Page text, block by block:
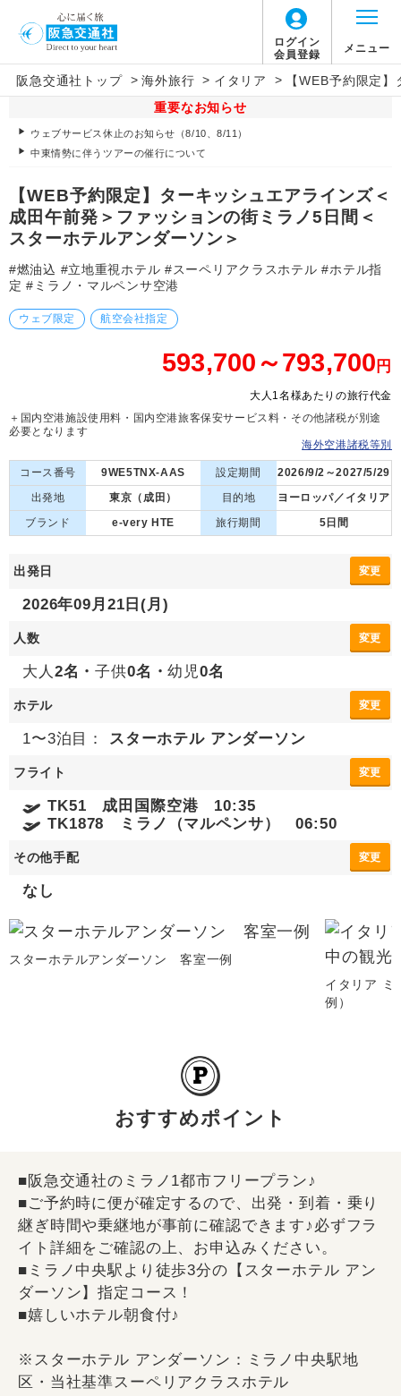
ログイン
会員登録
メニュー
阪急交通社トップ > 海外旅行 > イタリア >
【WEB予約限定
重要なお知らせ
ウェブサービス休止のお知らせ（8/10、8/11）
中東情勢に伴うツアーの催行について
【WEB予約限定】ターキッシュエアラインズ＜
成田午前発＞ファッションの街ミラノ5日間＜
スターホテルアンダーソン＞
#燃油込 #立地重視ホテル #スーペリアクラスホテル #ホテル指
定 #ミラノ・マルペンサ空港
ウェブ限定 航空会社指定
593,700～793,700 円
大人1名様あたりの旅行代金
＋国内空港施設使用料・国内空港旅客保安サービス料・その他諸税が別途
必要となります
海外空港諸税等別
コース番号 9WE5TNX-AAS 設定期間
2026/9/2～2027/5/29
出発地
東京（成田） 目的地
ヨーロッパ／イタリア
ブランド
e-very HTE 旅行期間 5日間
出発日 変更
2026年09月21日(月)
人数 変更
大人 2名・子供0名・幼児0名
ホテル 変更
1〜3泊目： スターホテル アンダーソン
フライト 変更
TK51 成田国際空港 10:35
TK1878 ミラノ（マルペンサ） 06:50
その他手配 変更
なし
スターホテルアンダーソン 客室一例
イタリア ミ
例）
おすすめポイント
■阪急交通社のミラノ1都市フリープラン♪
■ご予約時に便が確定するので、出発・到着・乗り
継ぎ時間や乗継地が事前に確認できます♪必ずフラ
イト詳細をご確認の上、お申込みください。
■ミラノ中央駅より徒歩3分の【スターホテル アン
ダーソン】指定コース！
■嬉しいホテル朝食付♪
※スターホテル アンダーソン：ミラノ中央駅地
区・当社基準スーペリアクラスホテル